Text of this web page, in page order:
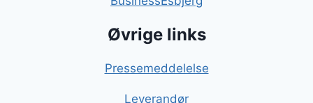
Øvrige links
Pressemeddelelse
Leverandør